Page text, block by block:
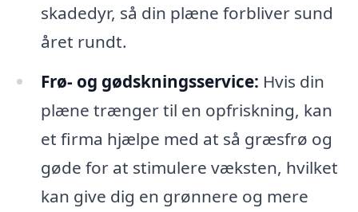
skadedyr, så din plæne forbliver sund
året rundt.
Frø- og gødskningsservice: Hvis din
plæne trænger til en opfriskning, kan
et firma hjælpe med at så græsfrø og
gøde for at stimulere væksten, hvilket
kan give dig en grønnere og mere